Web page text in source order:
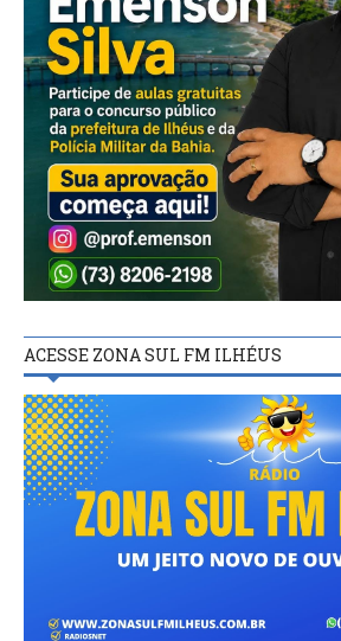
ACESSE ZONA SUL FM ILHÉUS